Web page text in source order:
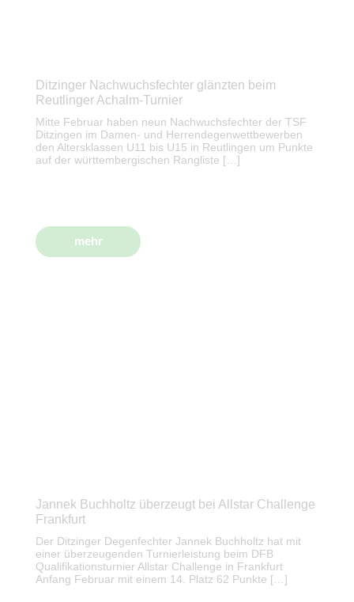
Ditzinger Nachwuchsfechter glänzten beim
Reutlinger Achalm-Turnier
Mitte Februar haben neun Nachwuchsfechter der TSF
Ditzingen im Damen- und Herrendegenwettbewerben
den Altersklassen U11 bis U15 in Reutlingen um Punkte
auf der württembergischen Rangliste […]
mehr
Jannek Buchholtz überzeugt bei Allstar Challenge
Frankfurt
Der Ditzinger Degenfechter Jannek Buchholtz hat mit
einer überzeugenden Turnierleistung beim DFB
Qualifikationsturnier Allstar Challenge in Frankfurt
Anfang Februar mit einem 14. Platz 62 Punkte […]